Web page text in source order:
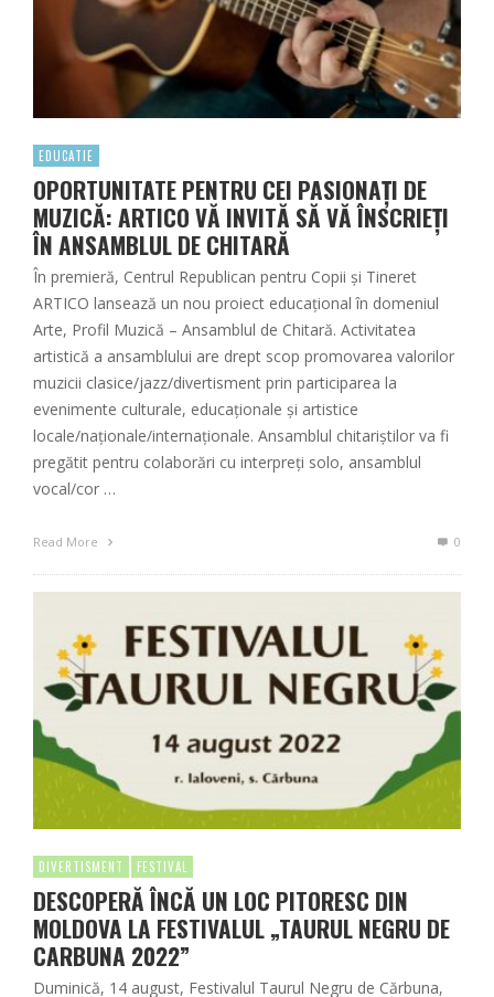
EDUCATIE
OPORTUNITATE PENTRU CEI PASIONAȚI DE
MUZICĂ: ARTICO VĂ INVITĂ SĂ VĂ ÎNSCRIEȚI
ÎN ANSAMBLUL DE CHITARĂ
În premieră, Centrul Republican pentru Copii și Tineret
ARTICO lansează un nou proiect educațional în domeniul
Arte, Profil Muzică – Ansamblul de Chitară. Activitatea
artistică a ansamblului are drept scop promovarea valorilor
muzicii clasice/jazz/divertisment prin participarea la
evenimente culturale, educaționale și artistice
locale/naționale/internaționale. Ansamblul chitariștilor va fi
pregătit pentru colaborări cu interpreți solo, ansamblul
vocal/cor …
Read More 0
DIVERTISMENT FESTIVAL
DESCOPERĂ ÎNCĂ UN LOC PITORESC DIN
MOLDOVA LA FESTIVALUL „TAURUL NEGRU DE
CARBUNA 2022”
Duminică, 14 august, Festivalul Taurul Negru de Cărbuna,